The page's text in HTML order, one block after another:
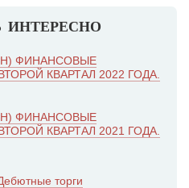
ФИНАНСОВЫЕ
КВАРТАЛ 2022 ГОДА.
ФИНАНСОВЫЕ
КВАРТАЛ 2021 ГОДА.
торги